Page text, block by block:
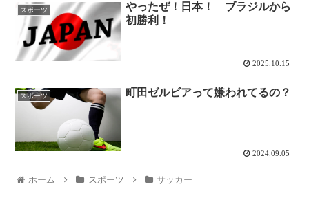
スポーツ
やったぜ！日本！ ブラジルから
初勝利！
2025.10.15
スポーツ 町田ゼルビアって嫌われてるの？
2024.09.05
ホーム スポーツ サッカー